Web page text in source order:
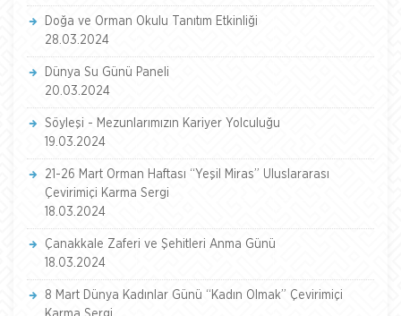
Doğa ve Orman Okulu Tanıtım Etkinliği
28.03.2024
Dünya Su Günü Paneli
20.03.2024
Söyleşi - Mezunlarımızın Kariyer Yolculuğu
19.03.2024
21-26 Mart Orman Haftası “Yeşil Miras” Uluslararası
Çevirimiçi Karma Sergi
18.03.2024
Çanakkale Zaferi ve Şehitleri Anma Günü
18.03.2024
8 Mart Dünya Kadınlar Günü “Kadın Olmak” Çevirimiçi